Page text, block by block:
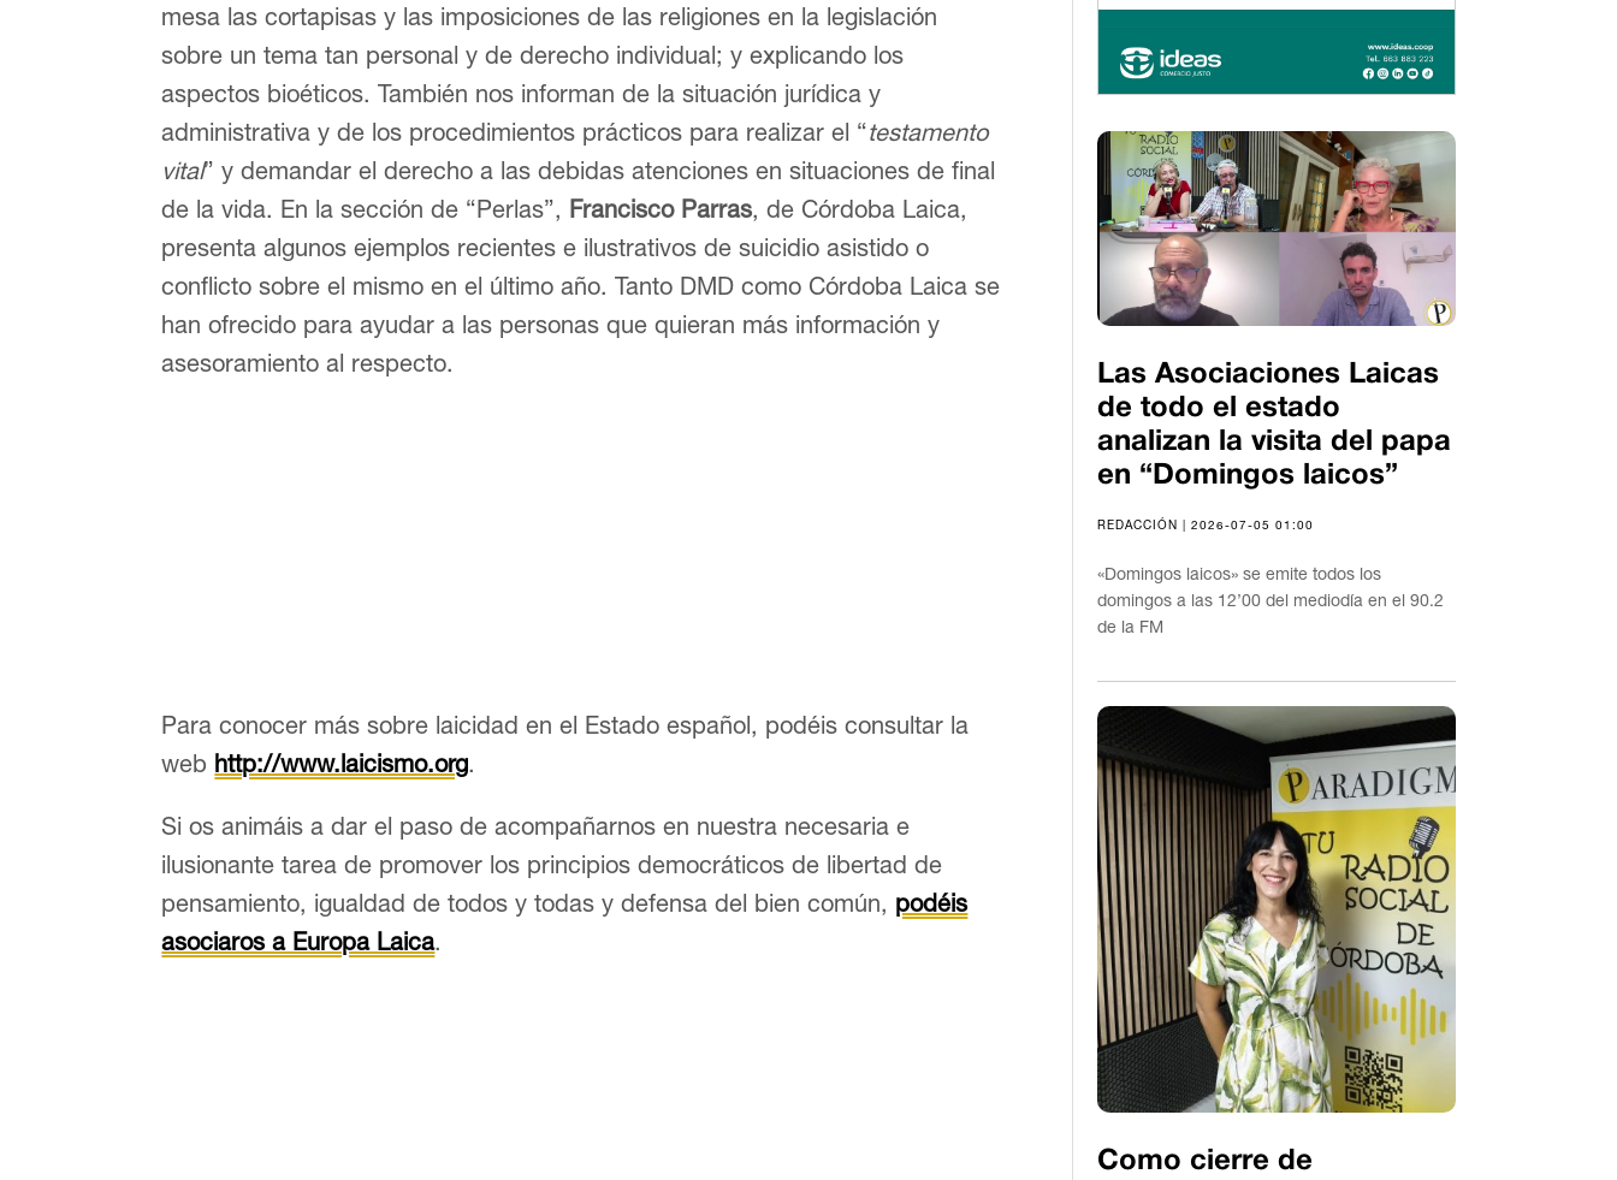
mesa las cortapisas y las imposiciones de las religiones en la legislación
sobre un tema tan personal y de derecho individual; y explicando los
aspectos bioéticos. También nos informan de la situación jurídica y
administrativa y de los procedimientos prácticos para realizar el “testamento
vital” y demandar el derecho a las debidas atenciones en situaciones de final
de la vida. En la sección de “Perlas”, Francisco Parras, de Córdoba Laica,
presenta algunos ejemplos recientes e ilustrativos de suicidio asistido o
conflicto sobre el mismo en el último año. Tanto DMD como Córdoba Laica se
han ofrecido para ayudar a las personas que quieran más información y
asesoramiento al respecto.
Para conocer más sobre laicidad en el Estado español, podéis consultar la
web http://www.laicismo.org.
Si os animáis a dar el paso de acompañarnos en nuestra necesaria e
ilusionante tarea de promover los principios democráticos de libertad de
pensamiento, igualdad de todos y todas y defensa del bien común, podéis
asociaros a Europa Laica.
Las Asociaciones Laicas
de todo el estado
analizan la visita del papa
en “Domingos laicos”
REDACCIÓN | 2026-07-05 01:00
«Domingos laicos» se emite todos los
domingos a las 12’00 del mediodía en el 90.2
de la FM
Como cierre de